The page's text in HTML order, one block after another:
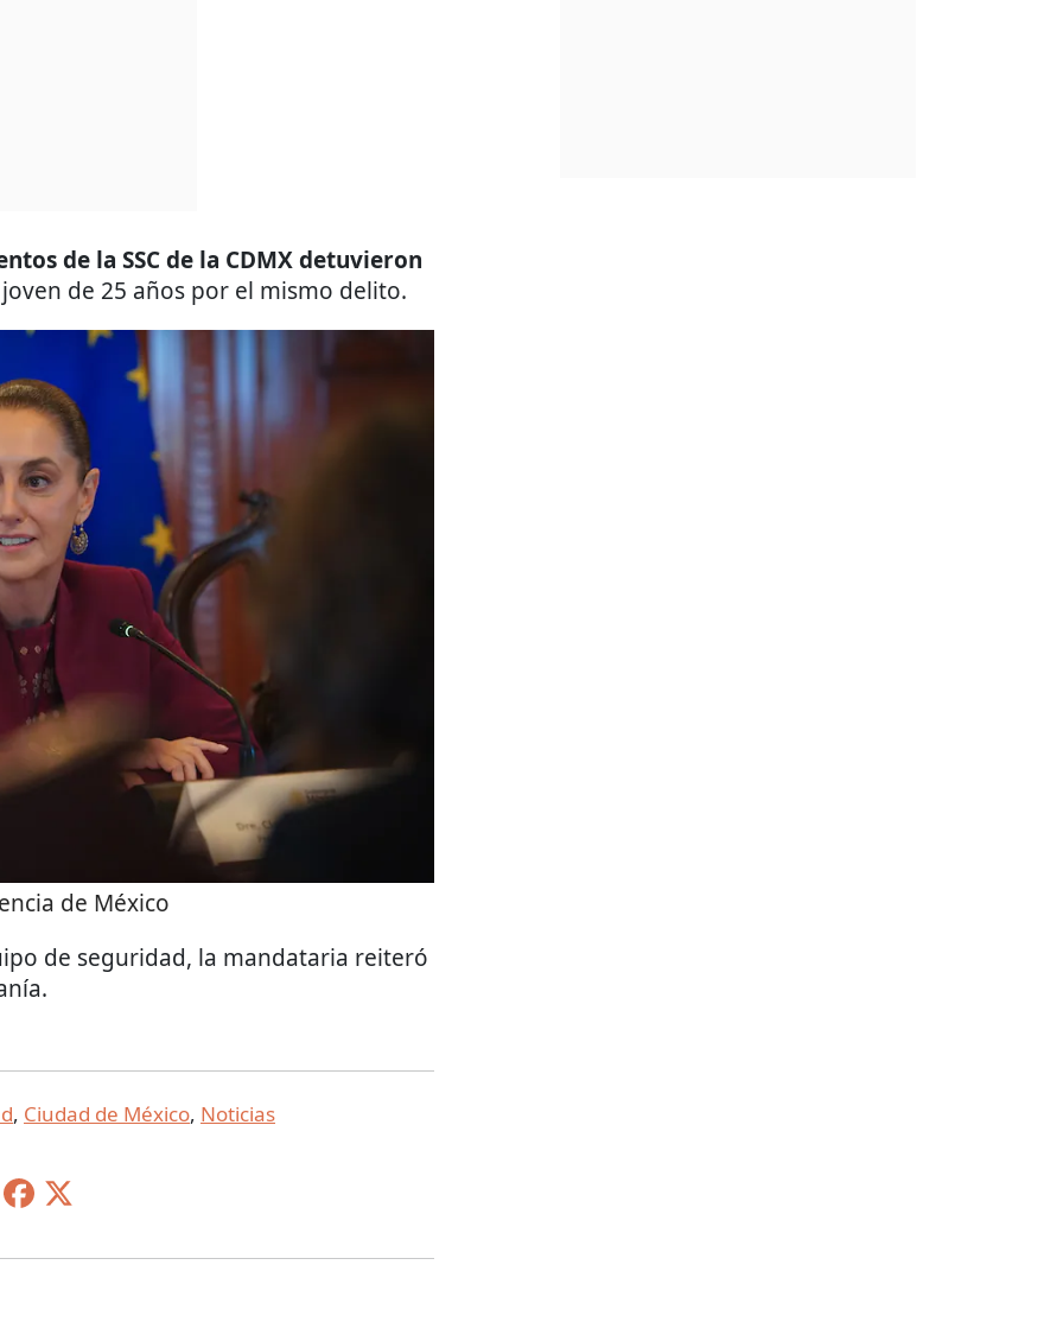
de la SSC de la CDMX detuvieron
de 25 años por el mismo delito.
de México
de seguridad, la mandataria reiteró
, Ciudad de México, Noticias